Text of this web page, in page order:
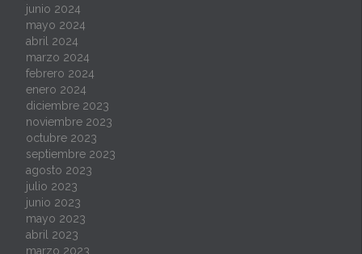
junio 2024
mayo 2024
abril 2024
marzo 2024
febrero 2024
enero 2024
diciembre 2023
noviembre 2023
octubre 2023
septiembre 2023
agosto 2023
julio 2023
junio 2023
mayo 2023
abril 2023
marzo 2023